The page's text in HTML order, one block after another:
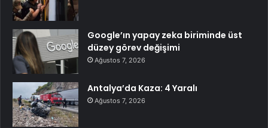
Google’ın yapay zeka biriminde üst
düzey görev değişimi
Ağustos 7, 2026
Antalya’da Kaza: 4 Yaralı
Ağustos 7, 2026